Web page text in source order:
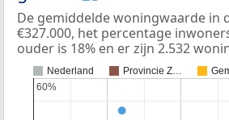
De gemiddelde woningwaarde in
€327.000, het percentage
ouder is 18% en er zijn 2.532
Nederland Provincie Z…
60%
60%